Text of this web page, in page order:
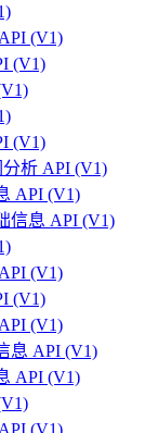
(V1)
(V1)
(V1)
析 API (V1)
API (V1)
信息 API (V1)
(V1)
(V1)
(V1)
息 API (V1)
API (V1)
(V1)